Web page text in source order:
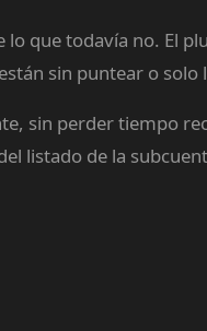
que todavía no. El
sin puntear o solo
sin perder tiempo
listado de la